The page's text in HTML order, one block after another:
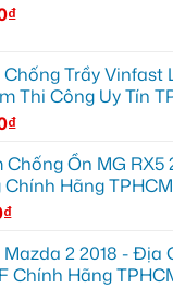
₫
Trầy Vinfast
Thi Công Uy Tín
₫
Chống Ồn MG RX5
Hãng TPHCM
₫
Mazda 2 2018 - Địa
Chính Hãng